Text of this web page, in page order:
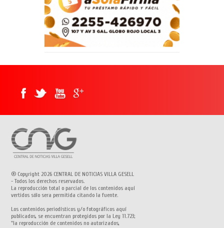
® Copyright 2026 CENTRAL DE NOTICIAS VILLA GESELL
- Todos los derechos reservados.
La reproducción total o parcial de los contenidos aquí
vertidos sólo sera permitida citando la fuente.
Los contenidos periodísticos y/o fotográficos aquí
publicados, se encuentran protegidos por la Ley 11.723;
"la reproducción de contenidos no autorizados,